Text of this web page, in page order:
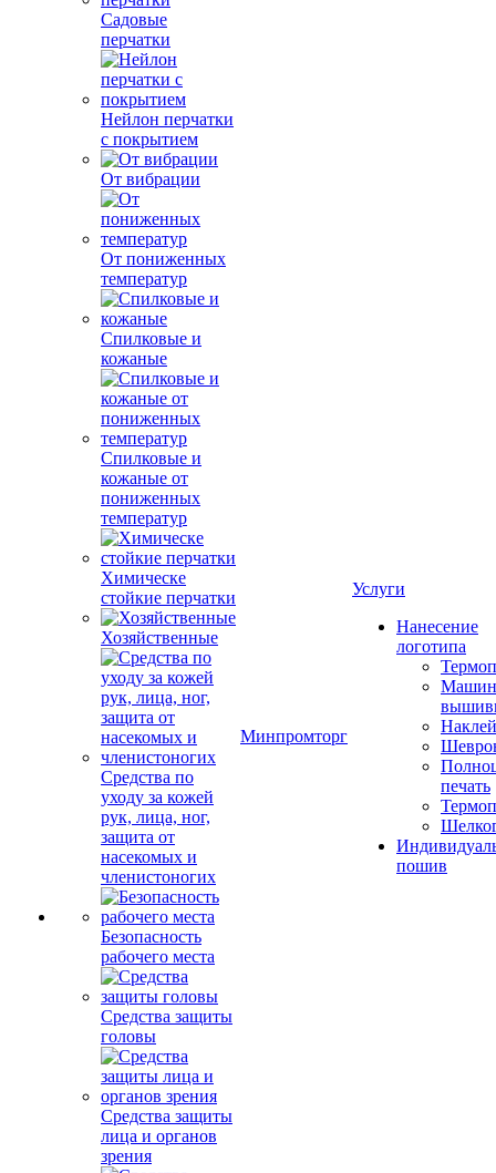
Садовые
перчатки
Нейлон перчатки
с покрытием
От вибрации
От пониженных
температур
Спилковые и
кожаные
Спилковые и
кожаные от
пониженных
температур
Химическе
стойкие перчатки
Хозяйственные
Средства по
уходу за кожей
рук, лица, ног,
защита от
насекомых и
членистоногих
Безопасность
рабочего места
Средства защиты
головы
Средства защиты
лица и органов
зрения
Минпромторг
Услуги
Нанесение
логотипа
печать
пошив